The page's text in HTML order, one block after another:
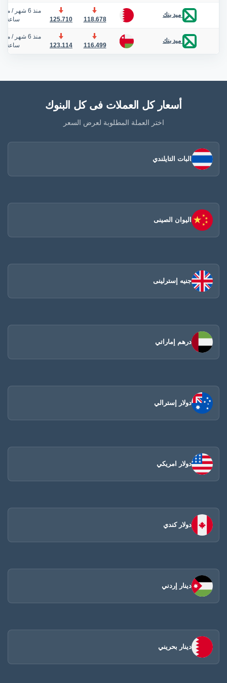
ميد بنك
118.678
125.710
منذ 6 شهر /
ساعة
ميد بنك
116.499
123.114
منذ 6 شهر /
ساعة
أسعار كل العملات فى كل البنوك
اختر العملة المطلوبة لعرض السعر
البات التايلندي
اليوان الصينى​
جنيه إسترلينى
درهم إماراتي
دولار إسترالي
دولار امريكي
دولار كندي
دينار إردني
دينار بحريني